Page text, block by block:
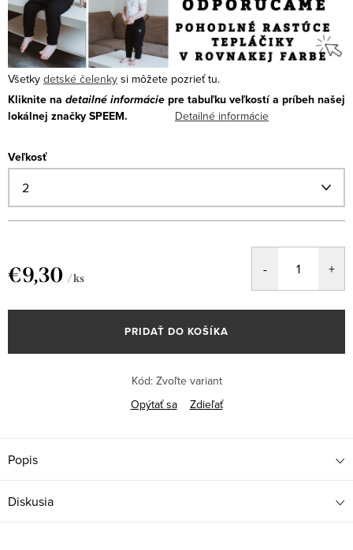
Všetky detské čelenky si môžete pozrieť tu.
Kliknite na detailné informácie pre tabuľku veľkostí a príbeh našej
lokálnej značky SPEEM.
Detailné informácie
Veľkosť
€9,30 / ks
cena:
PRIDAŤ DO KOŠÍKA
Kód: Zvoľte variant
Opýtať sa
Zdieľať
Popis
Diskusia